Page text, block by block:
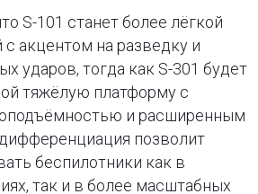
S-101 станет более лёгкой
акцентом на разведку и
ударов, тогда как S-301 будет
тяжёлую платформу с
и расширенным
позволит
беспилотники как в
так и в более масштабных